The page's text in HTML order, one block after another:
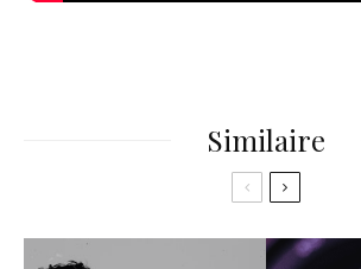
Similaire